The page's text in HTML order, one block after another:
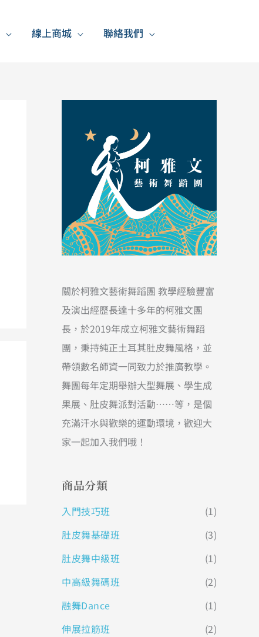
線上商城 聯絡我們
關於柯雅文藝術舞蹈團 教學經驗豐富
及演出經歷長達十多年的柯雅文團
長，於2019年成立柯雅文藝術舞蹈
團，秉持純正土耳其肚皮舞風格，並
帶領數名師資一同致力於推廣教學。
舞團每年定期舉辦大型舞展、學生成
果展、肚皮舞派對活動……等，是個
充滿汗水與歡樂的運動環境，歡迎大
家一起加入我們哦！
商品分類
入門技巧班
(1)
肚皮舞基礎班
(3)
肚皮舞中級班
(1)
中高級舞碼班
(2)
融舞Dance
(1)
伸展拉筋班
(2)